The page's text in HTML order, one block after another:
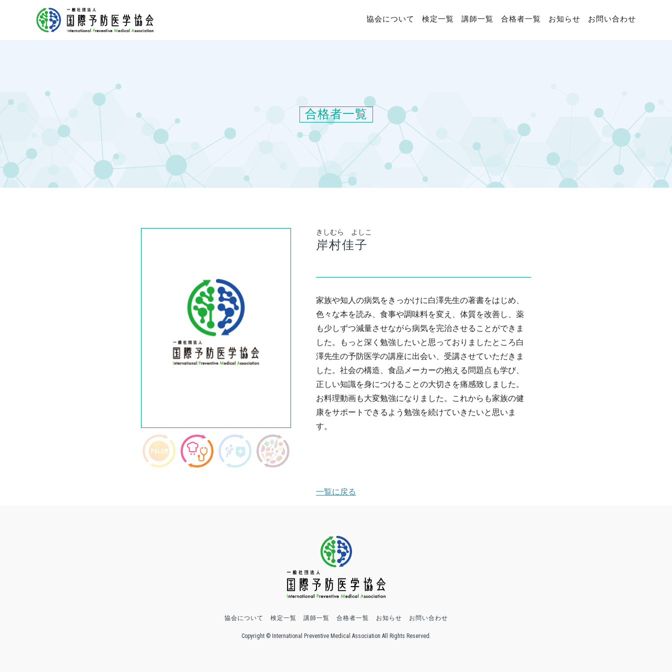
協会について 検定一覧 講師一覧 合格者一覧 お知らせ お問い合わせ
合格者一覧
きしむら よしこ
岸村佳子
家族や知人の病気をきっかけに白澤先生の著書をはじめ、
色々な本を読み、食事や調味料を変え、体質を改善し、薬
も少しずつ減量させながら病気を完治させることができま
した。もっと深く勉強したいと思っておりましたところ白
澤先生の予防医学の講座に出会い、受講させていただきま
した。社会の構造、食品メーカーの抱える問題点も学び、
正しい知識を身につけることの大切さを痛感致しました。
お料理動画も大変勉強になりました。これからも家族の健
康をサポートできるよう勉強を続けていきたいと思いま
す。
一覧に戻る
協会について 検定一覧 講師一覧 合格者一覧 お知らせ お問い合わせ
Copyright © International Preventive Medical Association All Rights Reserved.